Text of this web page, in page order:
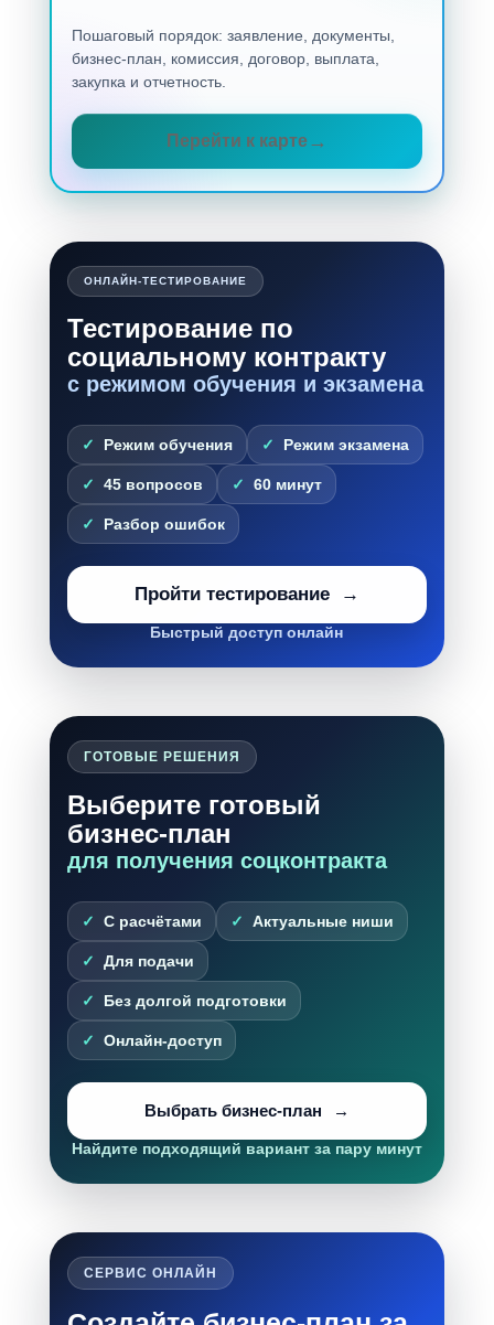
Пошаговый порядок: заявление, документы,
бизнес-план, комиссия, договор, выплата,
закупка и отчетность.
Перейти к карте
ОНЛАЙН-ТЕСТИРОВАНИЕ
Тестирование по
социальному контракту
с режимом обучения и экзамена
Режим обучения Режим экзамена
45 вопросов 60 минут
Разбор ошибок
Пройти тестирование
Быстрый доступ онлайн
ГОТОВЫЕ РЕШЕНИЯ
Выберите готовый
бизнес-план
для получения соцконтракта
С расчётами Актуальные ниши
Для подачи
Без долгой подготовки
Онлайн-доступ
Выбрать бизнес-план
Найдите подходящий вариант за пару минут
СЕРВИС ОНЛАЙН